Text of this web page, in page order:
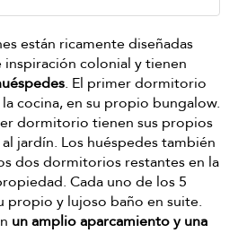
están ricamente diseñadas
colonial y tienen
. El primer dormitorio
cocina, en su propio bungalow.
dormitorio tienen sus propios
jardín. Los huéspedes también
dos dormitorios restantes en la
Cada uno de los 5
y lujoso baño en suite.
un amplio aparcamiento y una